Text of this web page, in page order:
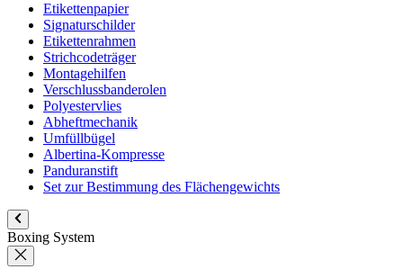
Etikettenpapier
Signaturschilder
Etikettenrahmen
Strichcodeträger
Montagehilfen
Verschlussbanderolen
Polyestervlies
Abheftmechanik
Umfüllbügel
Albertina-Kompresse
Panduranstift
Set zur Bestimmung des Flächengewichts
Boxing System